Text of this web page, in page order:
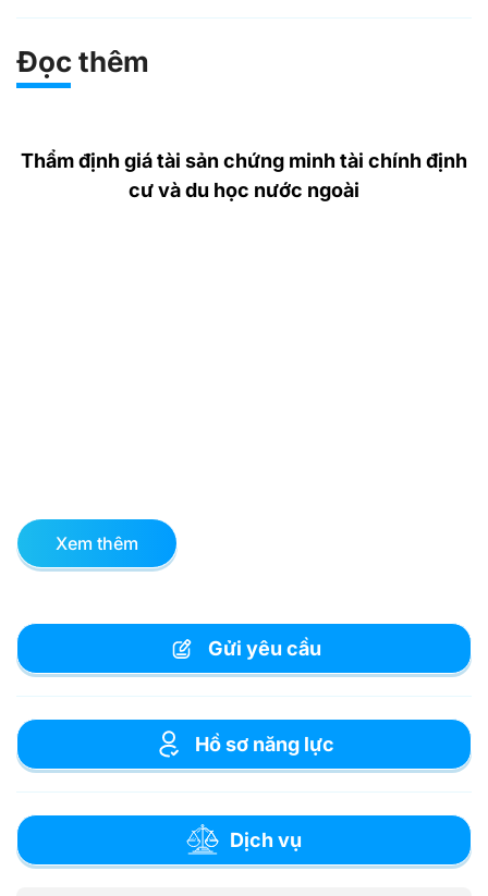
Đọc thêm
Thẩm định giá tài sản chứng minh tài chính định
cư và du học nước ngoài
Xem thêm
Gửi yêu cầu
Hồ sơ năng lực
Dịch vụ